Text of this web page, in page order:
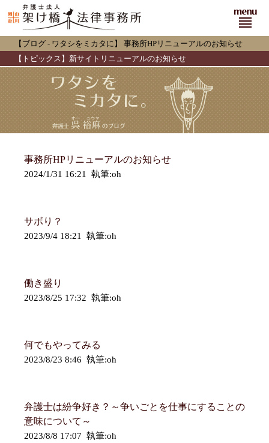
【ブログ - ワタシをミカタに】 事務所HPリニューアルのお知らせ
【トピックス】新サイトリニューアルのお知らせ
事務所HPリニューアルのお知らせ
2024/1/31 16:21 執筆:oh
サボり？
2023/9/4 18:21 執筆:oh
働き盛り
2023/8/25 17:32 執筆:oh
何でもやってみる
2023/8/23 8:46 執筆:oh
弁護士は紛争好き？～争いごとを仕事にすることの
意味について～
2023/8/8 17:07 執筆:oh